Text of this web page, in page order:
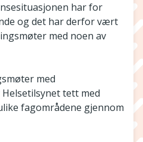
har for
og det har derfor vært
med noen av
med
tett med
fagområdene gjennom